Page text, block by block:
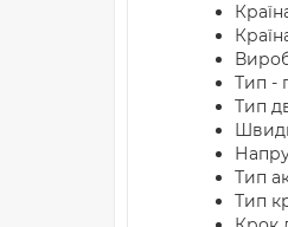
Тип -
Тип
Тип
Тип